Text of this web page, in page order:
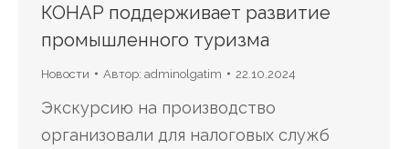
КОНАР поддерживает развитие
промышленного туризма
Новости Автор: adminolgatim 22.10.2024
Экскурсию на производство
организовали для налоговых служб